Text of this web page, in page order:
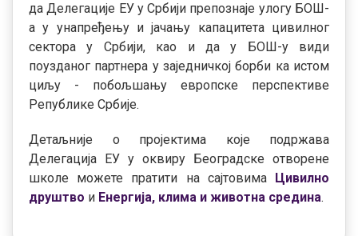
да Делегације ЕУ у Србији препознаје улогу БОШ-
а у унапређењу и јачању капацитета цивилног
сектора у Србији, као и да у БОШ-у види
поузданог партнера у заједничкој борби ка истом
циљу - побољшању европске перспективе
Републике Србије.
Детаљније о пројектима које подржава
Делегација ЕУ у оквиру Београдске отворене
школе можете пратити на сајтовима Цивилно
друштво и Енергија, клима и животна средина.